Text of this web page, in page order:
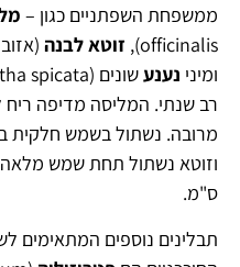
ממשפחת השפתניים כגון –
officinalis),
זוטא לבנה
ומיני נענע
רב שנתי. המליסה מדיפה ריח
ס"מ.
תבלינים נוספים המתאימים